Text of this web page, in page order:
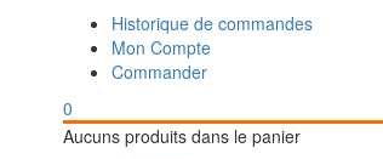
Historique de commandes
Mon Compte
Commander
0
Aucuns produits dans le panier